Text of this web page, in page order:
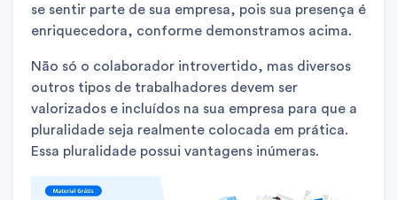
se sentir parte de sua empresa, pois sua presença é
enriquecedora, conforme demonstramos acima.
Não só o colaborador introvertido, mas diversos
outros tipos de trabalhadores devem ser
valorizados e incluídos na sua empresa para que a
pluralidade seja realmente colocada em prática.
Essa pluralidade possui vantagens inúmeras.